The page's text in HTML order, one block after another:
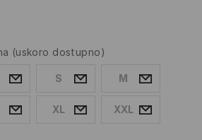
(uskoro dostupno)
S M
XL XXL